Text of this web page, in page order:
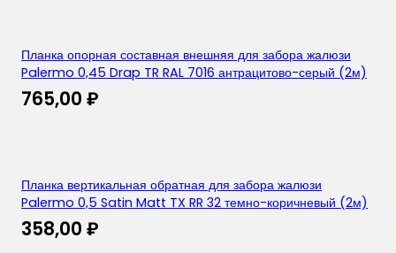
Планка опорная составная внешняя для забора жалюзи
Palermo 0,45 Drap TR RAL 7016 антрацитово-серый (2м)
765,00 ₽
Планка вертикальная обратная для забора жалюзи
Palermo 0,5 Satin Matt TX RR 32 темно-коричневый (2м)
358,00 ₽